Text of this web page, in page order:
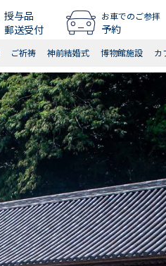
授与品
郵送受付
お車でのご参拝
予約
ご祈祷 神前結婚式 博物館施設 カ